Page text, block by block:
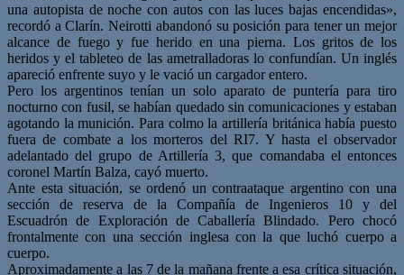
una autopista de noche con autos con las luces bajas encendidas»,
recordó a Clarín. Neirotti abandonó su posición para tener un mejor
alcance de fuego y fue herido en una pierna. Los gritos de los
heridos y el tableteo de las ametralladoras lo confundían. Un inglés
apareció enfrente suyo y le vació un cargador entero.
Pero los argentinos tenían un solo aparato de puntería para tiro
nocturno con fusil, se habían quedado sin comunicaciones y estaban
agotando la munición. Para colmo la artillería británica había puesto
fuera de combate a los morteros del RI7. Y hasta el observador
adelantado del grupo de Artillería 3, que comandaba el entonces
coronel Martín Balza, cayó muerto.
Ante esta situación, se ordenó un contraataque argentino con una
sección de reserva de la Compañía de Ingenieros 10 y del
Escuadrón de Exploración de Caballería Blindado. Pero chocó
frontalmente con una sección inglesa con la que luchó cuerpo a
cuerpo.
Aproximadamente a las 7 de la mañana frente a esa crítica situación,